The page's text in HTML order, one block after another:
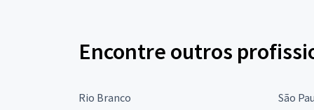
Encontre outros
Rio Branco São